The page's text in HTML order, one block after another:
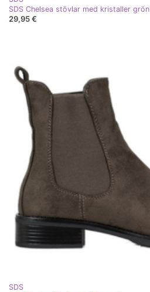
SDS Chelsea stövlar med kristaller grön
29,95 €
SDS